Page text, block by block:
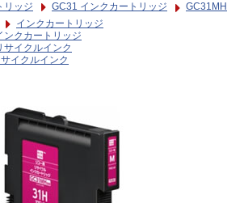
リッジ
GC31 インクカートリッジ
GC31MH
インクカートリッジ
ンクカートリッジ
サイクルインク
イクルインク